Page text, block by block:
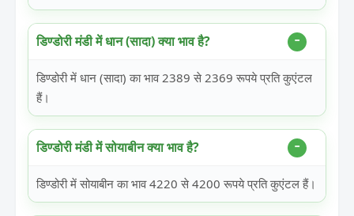
डिण्डोरी मंडी में धान (सादा) क्या भाव है?
डिण्डोरी में धान (सादा) का भाव 2389 से 2369 रूपये प्रति कुएंटल
हैं।
डिण्डोरी मंडी में सोयाबीन क्या भाव है?
डिण्डोरी में सोयाबीन का भाव 4220 से 4200 रूपये प्रति कुएंटल हैं।